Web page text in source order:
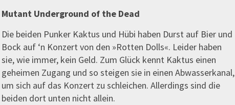
Mutant Underground of the Dead
Die beiden Punker Kaktus und Hübi haben Durst auf Bier und
Bock auf ‘n Konzert von den »Rotten Dolls«. Leider haben
sie, wie immer, kein Geld. Zum Glück kennt Kaktus einen
geheimen Zugang und so steigen sie in einen Abwasserkanal,
um sich auf das Konzert zu schleichen. Allerdings sind die
beiden dort unten nicht allein.